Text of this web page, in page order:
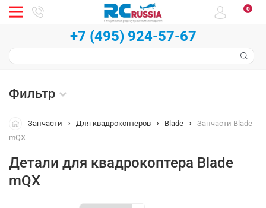
0
+7 (495) 924-57-67
Фильтр
Запчасти Для квадрокоптеров Blade
Запчасти Blade
mQX
Детали для квадрокоптера Blade
mQX